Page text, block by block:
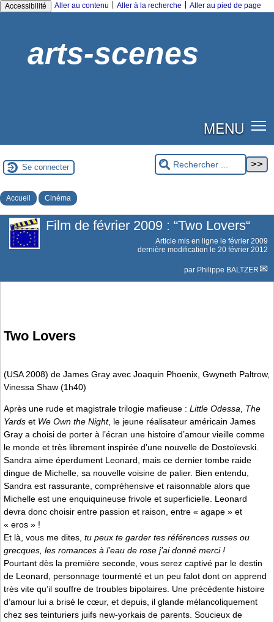
Accessibilité Aller au contenu Aller à la recherche Aller au pied de page
arts-scenes
MENU
Se connecter
Accueil Cinéma
Film de février 2009 : “Two Lovers“
Article mis en ligne le février 2009
dernière modification le 20 février 2012
par Philippe BALTZER
Two Lovers
(USA 2008) de James Gray avec Joaquin Phoenix, Gwyneth Paltrow,
Vinessa Shaw (1h40)
Après une rude et magistrale trilogie mafieuse : Little Odessa
The
Yards et We Own the Night, le jeune réalisateur américain James
Gray a choisi de porter à l’écran une histoire d’amour vieille comme
le monde et très librement inspirée d’une nouvelle de Dostoïevski.
Sandra aime éperdument Leonard, mais ce dernier tombe raide
dingue de Michelle, sa nouvelle voisine de palier. Bien entendu,
Sandra est rassurante, compréhensive et raisonnable alors que
Michelle est une enquiquineuse frivole et superficielle. Leonard
devra donc choisir entre passion et raison, entre « agape » et
« eros » !
Et là, vous me dites, tu peux te garder tes références russes ou
grecques, les romances à l’eau de rose j’ai donné merci !
Pourtant dès la première seconde, vous serez captivé par le destin
de Leonard, personnage tourmenté et un peu falot dont on apprend
très vite qu’il souffre de troubles bipolaires. Une précédente histoire
d’amour lui a brisé le cœur, et depuis, il glande mélancoliquement
chez ses teinturiers juifs new-yorkais de parents. Soucieux de